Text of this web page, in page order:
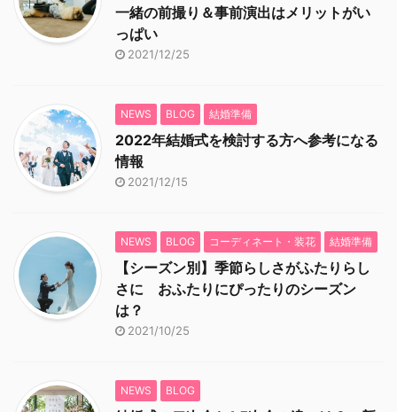
一緒の前撮り＆事前演出はメリットがい
っぱい
2021/12/25
NEWS BLOG 結婚準備
2022年結婚式を検討する方へ参考になる
情報
2021/12/15
NEWS BLOG コーディネート・装花 結婚準備
【シーズン別】季節らしさがふたりらし
さに おふたりにぴったりのシーズン
は？
2021/10/25
NEWS BLOG